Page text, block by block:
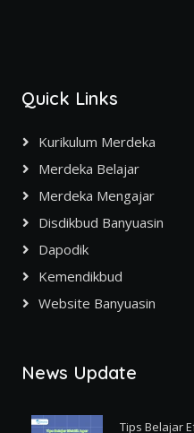
Quick Links
Kurikulum Merdeka
Merdeka Belajar
Merdeka Mengajar
Disdikbud Banyuasin
Dapodik
Kemendikbud
Website Banyuasin
News Update
Tips Belajar